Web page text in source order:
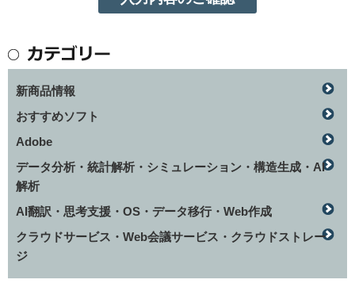
新商品情報
おすすめソフト
Adobe
データ分析・統計解析・シミュレーション・構造生成・AI
解析
AI翻訳・思考支援・OS・データ移行・Web作成
クラウドサービス・Web会議サービス・クラウドストレー
ジ